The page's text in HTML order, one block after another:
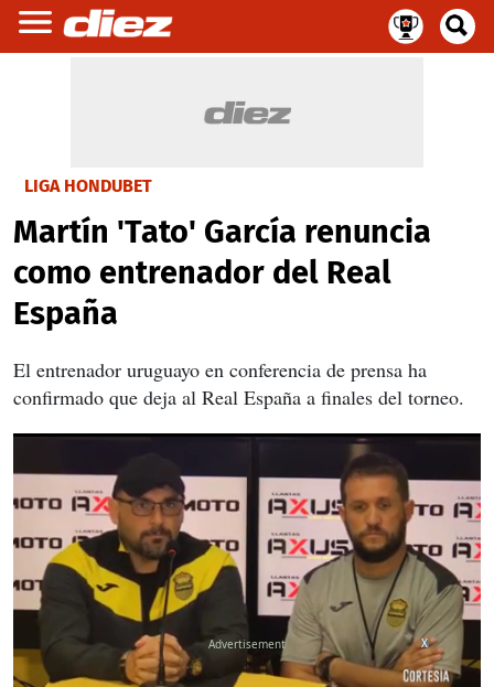
LIGA HONDUBET
Martín 'Tato' García renuncia
como entrenador del Real
España
El entrenador uruguayo en conferencia de prensa ha
confirmado que deja al Real España a finales del torneo.
X